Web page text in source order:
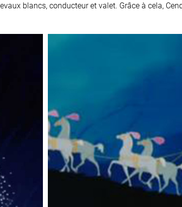
blancs, conducteur et valet. Grâce à cela,